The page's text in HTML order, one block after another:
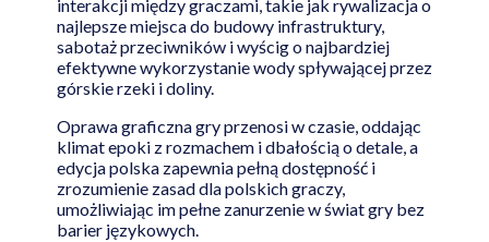
interakcji między graczami, takie jak rywalizacja o
najlepsze miejsca do budowy infrastruktury,
sabotaż przeciwników i wyścig o najbardziej
efektywne wykorzystanie wody spływającej przez
górskie rzeki i doliny.
Oprawa graficzna gry przenosi w czasie, oddając
klimat epoki z rozmachem i dbałością o detale, a
edycja polska zapewnia pełną dostępność i
zrozumienie zasad dla polskich graczy,
umożliwiając im pełne zanurzenie w świat gry bez
barier językowych.